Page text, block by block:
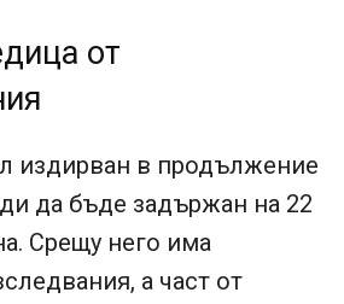
от
издирван в продължение
да бъде задържан на 22
Срещу него има
а част от